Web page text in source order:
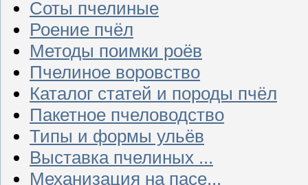
Соты пчелиные
Роение пчёл
Методы поимки роёв
Пчелиное воровство
Каталог статей и породы пчёл
Пакетное пчеловодство
Типы и формы ульёв
Выставка пчелиных ...
Механизация на пасе...